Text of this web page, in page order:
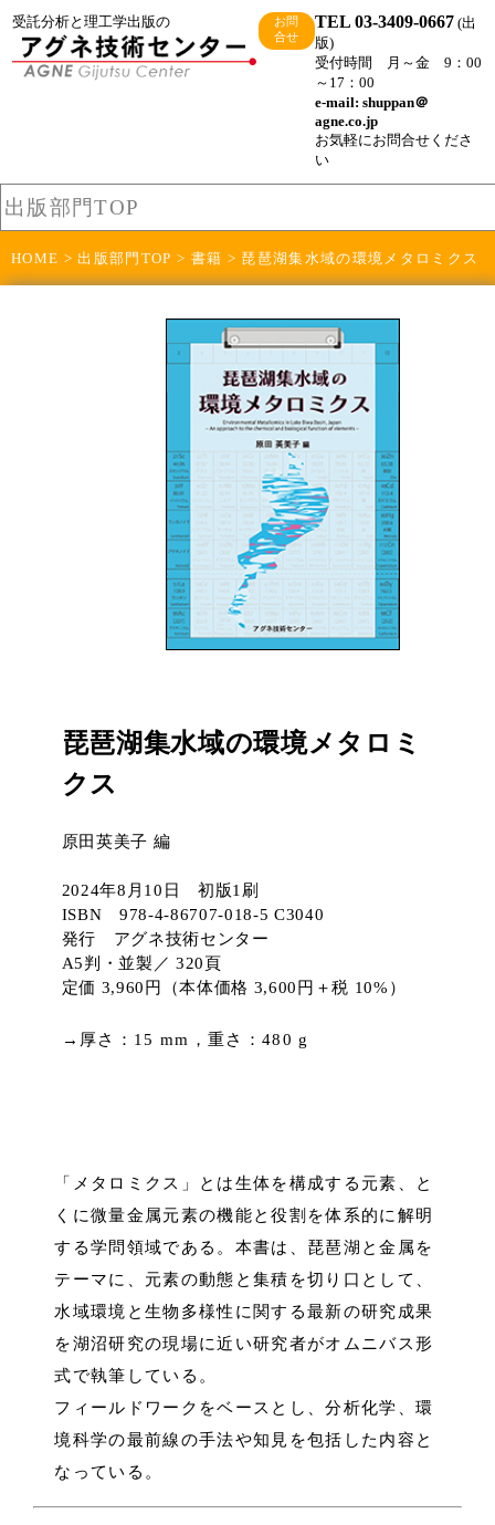
受託分析と理工学出版の
お問
合せ
TEL 03-3409-0667(出
版)
受付時間 月～金 9：00
～17：00
e-mail: shuppan＠
agne.co.jp
お気軽にお問合せくださ
い
出版部門TOP
HOME >出版部門TOP > 書籍 > 琵琶湖集水域の環境メタロミクス
琵琶湖集水域の環境メタロミ
クス
原田英美子 編
2024年8月10日 初版1刷
ISBN 978-4-86707-018-5 C3040
発行 アグネ技術センター
A5判・並製／ 320頁
定価 3,960円（本体価格 3,600円＋税 10%）
→厚さ：15 mm，重さ：480 g
「メタロミクス」とは生体を構成する元素、と
くに微量金属元素の機能と役割を体系的に解明
する学問領域である。本書は、琵琶湖と金属を
テーマに、元素の動態と集積を切り口として、
水域環境と生物多様性に関する最新の研究成果
を湖沼研究の現場に近い研究者がオムニバス形
式で執筆している。
フィールドワークをベースとし、分析化学、環
境科学の最前線の手法や知見を包括した内容と
なっている。